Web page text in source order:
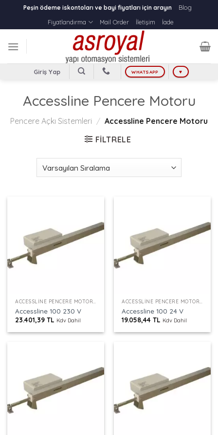
content
Peşin ödeme iskontoları ve bayi fiyatları için arayın
Blog
Fiyatlandırma
Mail Order İletişim İade
Giriş Yap WHATSAPP ♥
Accessline Pencere Motoru
Pencere Açkı Sistemleri / Accessline Pencere Motoru
FILTRELE
ACCESSLINE PENCERE MOTORU
Accessline 100 230 V
23.401,39TL Kdv Dahil
ACCESSLINE PENCERE MOTORU
Accessline 100 24 V
19.058,44TL Kdv Dahil